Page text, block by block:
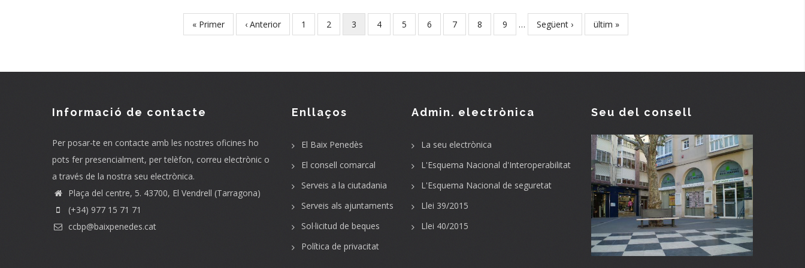
First
page
« Primer
Previous
page
‹ Anterior Page
1 Page
2
Current
page
3 Page
4 Page
5 Page
6 Page
7 Page
8 Page
9 …
Next
page
Següent ›
Last
page
ültim »
Informació de contacte
Per posar-te en contacte amb les nostres oficines ho
pots fer presencialment, per telèfon, correu electrònic o
a través de la nostra seu electrònica.
Plaça del centre, 5. 43700, El Vendrell (Tarragona)
(+34) 977 15 71 71
ccbp@baixpenedes.cat
Enllaços
El Baix Penedès
El consell comarcal
Serveis a la ciutadania
Serveis als ajuntaments
Sol·licitud de beques
Política de privacitat
Admin. electrònica
La seu electrònica
L'Esquema Nacional d'Interoperabilitat
L'Esquema Nacional de seguretat
Llei 39/2015
Llei 40/2015
Seu del consell